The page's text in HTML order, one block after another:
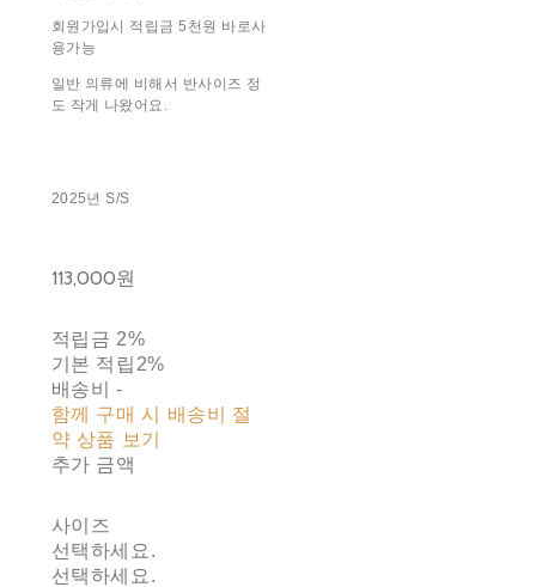
회원가입시 적립금 5천원 바로사
용가능
일반 의류에 비해서 반사이즈 정
도 작게 나왔어요.
2025년 S/S
113,000원
적립금 2%
기본 적립 2%
배송비-
함께 구매 시 배송비 절
약 상품 보기
추가 금액
사이즈
선택하세요.
선택하세요.